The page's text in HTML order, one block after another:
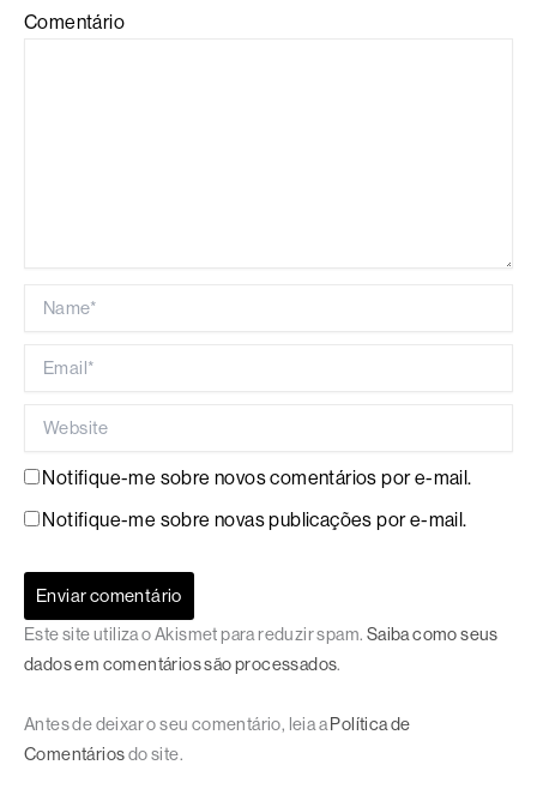
Comentário
Notifique-me sobre novos comentários por e-mail.
Notifique-me sobre novas publicações por e-mail.
Este site utiliza o Akismet para reduzir spam. Saiba como seus
dados em comentários são processados.
Antes de deixar o seu comentário, leia aPolítica de
Comentáriosdo site.